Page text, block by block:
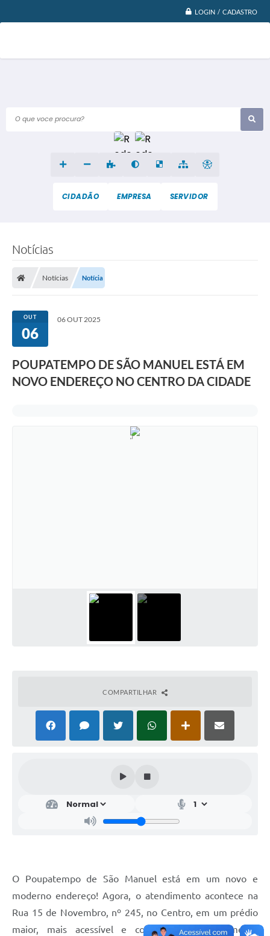
LOGIN / CADASTRO
O que voce procura?
CIDADÃO EMPRESA SERVIDOR
Notícias
Notícias Notícia
OUT
06
06 OUT 2025
POUPATEMPO DE SÃO MANUEL ESTÁ EM
NOVO ENDEREÇO NO CENTRO DA CIDADE
COMPARTILHAR
O Poupatempo de São Manuel está em um novo e
moderno endereço! Agora, o atendimento acontece na
Rua 15 de Novembro, nº 245, no Centro, em um prédio
maior, mais acessível e com estrutura totalmente